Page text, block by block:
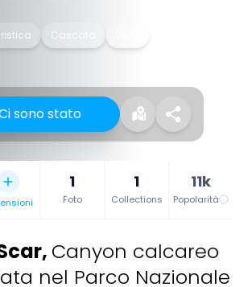
Cascata
sono stato
1
Foto
1
Collections
11k
Popolarità
, Canyon calcareo
nel Parco Nazionale